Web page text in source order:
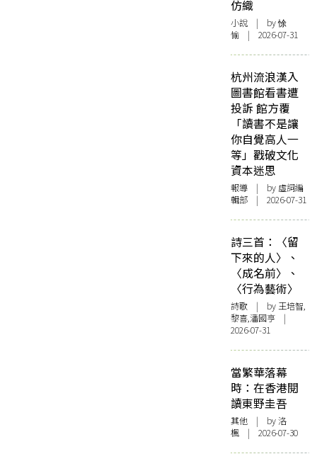
仿織
小說 | by 悇
愉 | 2026-07-31
杭州流浪漢入
圖書館看書遭
投訴 館方覆
「讀書不是讓
你自覺高人一
等」戳破文化
資本迷思
報導 | by 虛詞編
輯部 | 2026-07-31
詩三首：〈留
下來的人〉、
〈成名前〉、
〈行為藝術〉
詩歌 | by 王培智,
黎喜,潘國亨 |
2026-07-31
當繁華落幕
時：在香港閱
讀東野圭吾
其他 | by洛
楓 | 2026-07-30